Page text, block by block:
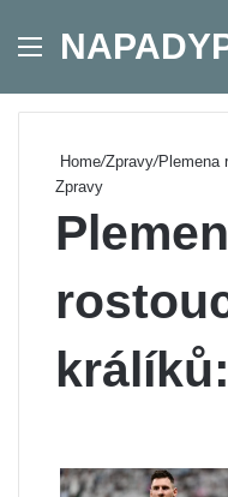
Menu
Home/Zpravy/Plemena
Zpravy